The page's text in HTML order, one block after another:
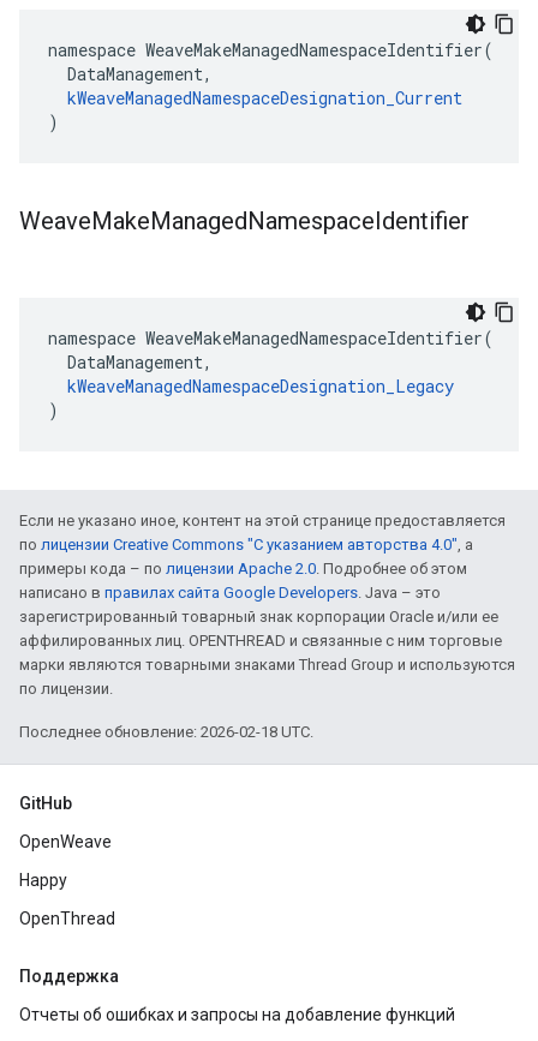
namespace WeaveMakeManagedNamespaceIdentifier(
  DataManagement,
kWeaveManagedNamespaceDesignation_Current
)
WeaveMakeManagedNamespaceIdentifier
namespace WeaveMakeManagedNamespaceIdentifier(
  DataManagement,
kWeaveManagedNamespaceDesignation_Legacy
)
Если не указано иное, контент на этой странице предоставляется
по лицензии Creative Commons "С указанием авторства 4.0", а
примеры кода – по лицензии Apache 2.0. Подробнее об этом
написано в правилах сайта Google Developers. Java – это
зарегистрированный товарный знак корпорации Oracle и/или ее
аффилированных лиц. OPENTHREAD и связанные с ним торговые
марки являются товарными знаками Thread Group и используются
по лицензии.
Последнее обновление: 2026-02-18 UTC.
GitHub
OpenWeave
Happy
OpenThread
Поддержка
Отчеты об ошибках и запросы на добавление функций